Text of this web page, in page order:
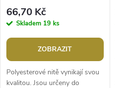
66,70 Kč
Skladem 19 ks
ZOBRAZIT
Polyesterové nitě vynikají svou
kvalitou. Jsou určeny do